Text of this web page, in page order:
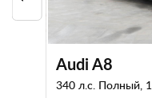
Audi A8
340 л.с. Полный,